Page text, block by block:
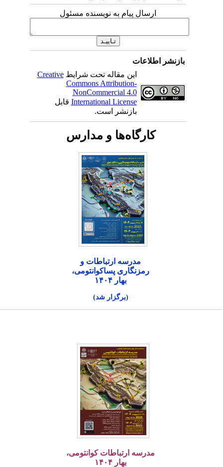
ارسال پیام به نویسنده مسئول
بازنشر اطلاعات
این مقاله تحت شرایطCreative
Commons Attribution-
NonCommercial 4.0
International Licenseقابل
بازنشر است.
کارگاه‌ها و مدارس
مدرسه ارتباطات و
رمزنگاری پساکوانتومی،
بهار ۱۴۰۴
(برگزار شد)
مدرسه ارتباطات کوانتومی،
بهار ۱۴۰۴